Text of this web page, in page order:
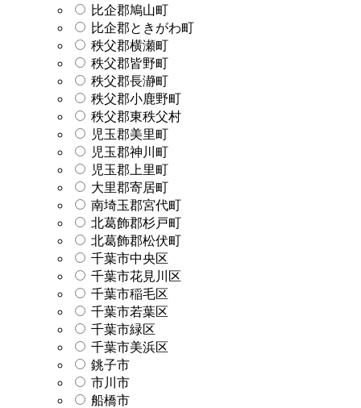
比企郡鳩山町
比企郡ときがわ町
秩父郡横瀬町
秩父郡皆野町
秩父郡長瀞町
秩父郡小鹿野町
秩父郡東秩父村
児玉郡美里町
児玉郡神川町
児玉郡上里町
大里郡寄居町
南埼玉郡宮代町
北葛飾郡杉戸町
北葛飾郡松伏町
千葉市中央区
千葉市花見川区
千葉市稲毛区
千葉市若葉区
千葉市緑区
千葉市美浜区
銚子市
市川市
船橋市